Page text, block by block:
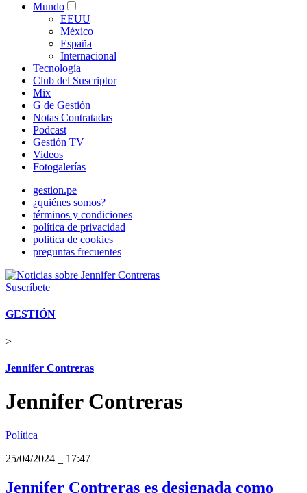
Mundo
EEUU
México
España
Internacional
Tecnología
Club del Suscriptor
Mix
G de Gestión
Notas Contratadas
Podcast
Gestión TV
Videos
Fotogalerías
gestion.pe
¿quiénes somos?
términos y condiciones
política de privacidad
politica de cookies
preguntas frecuentes
Suscríbete
GESTIÓN
>
Jennifer Contreras
Jennifer Contreras
Política
25/04/2024
17:47
Jennifer Contreras es designada como